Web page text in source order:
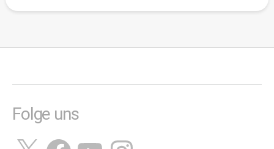
Folge uns
X FacebookYouTubeInstagram